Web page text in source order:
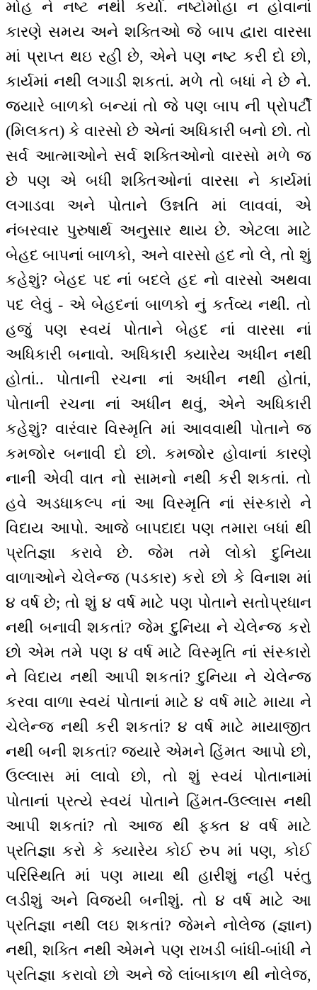
મોહ ને નષ્ટ નથી કર્યો. નષ્ટોમોહા ન હોવાનાં
કારણે સમય અને શક્તિઓ જે બાપ દ્વારા વારસા
માં પ્રાપ્ત થઇ રહી છે, એને પણ નષ્ટ કરી દો છો,
કાર્યમાં નથી લગાડી શકતાં. મળે તો બધાં ને છે ને.
જ્યારે બાળકો બન્યાં તો જે પણ બાપ ની પ્રોપર્ટી
(મિલકત) કે વારસો છે એનાં અધિકારી બનો છો. તો
સર્વ આત્માઓને સર્વ શક્તિઓનો વારસો મળે જ
છે પણ એ બધી શક્તિઓનાં વારસા ને કાર્યમાં
લગાડવા અને પોતાને ઉન્નતિ માં લાવવાં, એ
નંબરવાર પુરુષાર્થ અનુસાર થાય છે. એટલા માટે
બેહદ બાપનાં બાળકો, અને વારસો હદ નો લે, તો શું
કહેશું? બેહદ પદ નાં બદલે હદ નો વારસો અથવા
પદ લેવું - એ બેહદનાં બાળકો નું કર્તવ્ય નથી. તો
હજું પણ સ્વયં પોતાને બેહદ નાં વારસા નાં
અધિકારી બનાવો. અધિકારી ક્યારેય અધીન નથી
હોતાં.. પોતાની રચના નાં અધીન નથી હોતાં,
પોતાની રચના નાં અધીન થવું, એને અધિકારી
કહેશું? વારંવાર વિસ્મૃતિ માં આવવાથી પોતાને જ
કમજોર બનાવી દો છો. કમજોર હોવાનાં કારણે
નાની એવી વાત નો સામનો નથી કરી શકતાં. તો
હવે અડધાકલ્પ નાં આ વિસ્મૃતિ નાં સંસ્કારો ને
વિદાય આપો. આજે બાપદાદા પણ તમારા બધાં થી
પ્રતિજ્ઞા કરાવે છે. જેમ તમે લોકો દુનિયા
વાળાઓને ચેલેન્જ (પડકાર) કરો છો કે વિનાશ માં
૪ વર્ષ છે; તો શું ૪ વર્ષ માટે પણ પોતાને સતોપ્રધાન
નથી બનાવી શકતાં? જેમ દુનિયા ને ચેલેન્જ કરો
છો એમ તમે પણ ૪ વર્ષ માટે વિસ્મૃતિ નાં સંસ્કારો
ને વિદાય નથી આપી શકતાં? દુનિયા ને ચેલેન્જ
કરવા વાળા સ્વયં પોતાનાં માટે ૪ વર્ષ માટે માયા ને
ચેલેન્જ નથી કરી શકતાં? ૪ વર્ષ માટે માયાજીત
નથી બની શકતાં? જ્યારે એમને હિંમત આપો છો,
ઉલ્લાસ માં લાવો છો, તો શું સ્વયં પોતાનામાં
પોતાનાં પ્રત્યે સ્વયં પોતાને હિંમત-ઉલ્લાસ નથી
આપી શકતાં? તો આજ થી ફક્ત ૪ વર્ષ માટે
પ્રતિજ્ઞા કરો કે ક્યારેય કોઈ રુપ માં પણ, કોઈ
પરિસ્થિતિ માં પણ માયા થી હારીશું નહીં પરંતુ
લડીશું અને વિજયી બનીશું. તો ૪ વર્ષ માટે આ
પ્રતિજ્ઞા નથી લઇ શકતાં? જેમને નોલેજ (જ્ઞાન)
નથી, શક્તિ નથી એમને પણ રાખડી બાંધી-બાંધી ને
પ્રતિજ્ઞા કરાવો છો અને જે લાંબાકાળ થી નોલેજ,